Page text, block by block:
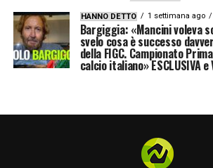
HANNO DETTO 1 settimana ago
Bargiggia: «Mancini voleva
svelo cosa è successo
della FIGC. Campionato
calcio italiano» ESCLUSIVA e